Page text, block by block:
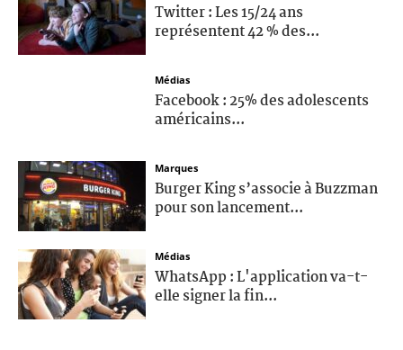
Twitter : Les 15/24 ans
représentent 42 % des...
Médias
Facebook : 25% des adolescents
américains...
Marques
Burger King s’associe à Buzzman
pour son lancement...
Médias
WhatsApp : L'application va-t-
elle signer la fin...